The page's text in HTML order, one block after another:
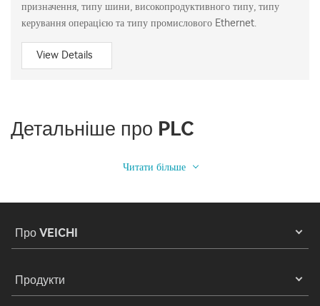
призначення, типу шини, високопродуктивного типу, типу
керування операцією та типу промислового Ethernet.
View Details
Детальніше про PLC
Читати більше
Про VEICHI
Продукти